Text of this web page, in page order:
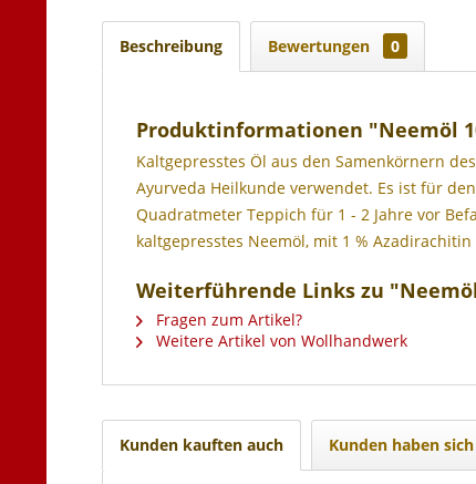
Beschreibung Bewertungen 0
Produktinformationen "Neemöl
Kaltgepresstes Öl aus den Samenkörnern
Ayurveda Heilkunde verwendet. Es ist für
Quadratmeter Teppich für 1 - 2 Jahre vor
kaltgepresstes Neemöl, mit 1 %
Weiterführende Links zu
Fragen zum Artikel?
Weitere Artikel von Wollhandwerk
Kunden kauften auch Kunden haben